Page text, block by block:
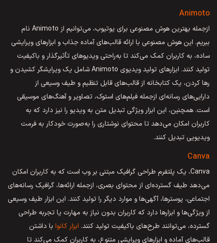
Animoto
ازجمله بهترین هوش مصنوعی برای یوتیوب، می‌توانیم از Animoto نام
ببریم. این هوش مصنوعی با ارائه قالب‌های آماده جذاب و ابزارهای ویرایشی
ساده، به کاربران کمک می‌کند تا به‌راحتی ویدیوهای تأثیرگذار و باکیفیت
تولید کنند. ابزارهای تولید ویدیوی Animoto شامل یک ویرایشگر کشیدن و
رها کردن، یک کتابخانه از قالب‌های قابل تنظیم و طیف وسیعی از
دارایی‌های رسانه‌ای ازجمله فیلم‌های استوک، تصاویر و آهنگ‌های موسیقی
است. همچنین، این ابزار ویژگی تبدیل متن به ویدیو را نیز دارد که به
کاربران امکان می‌دهد تا محتوای نوشتاری را به‌صورت خودکار به فرمت
ویدیویی تبدیل کنند.
Canva
Canva، یک پلتفرم طراحی گرافیک مبتنی بر وب است که به کاربران امکان
می‌دهد طیف گسترده‌ای از محتوای بصری، ازجمله ارائه‌ها، گرافیک رسانه‌های
اجتماعی، پوسترها، آگهی‌ها و موارد دیگر را تولید کنند. این ابزار طیف وسیعی
از ویژگی‌ها و ابزارها دارد که کاربران بدون نیاز به مهارت یا تجربه طراحی
گسترده، می‌توانند طرح‌های باکیفیت تولید کنند. ابزار کانوا با داشتن
قالب‌های آماده و ابزارهای ویرایشی متنوع، به کاربران کمک می‌کند تا